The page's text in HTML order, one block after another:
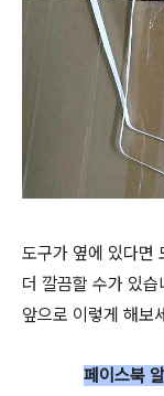
도구가 옆에 있다면
더 깔끔할 수가 있
앞으로 이렇게 해보
페이스북